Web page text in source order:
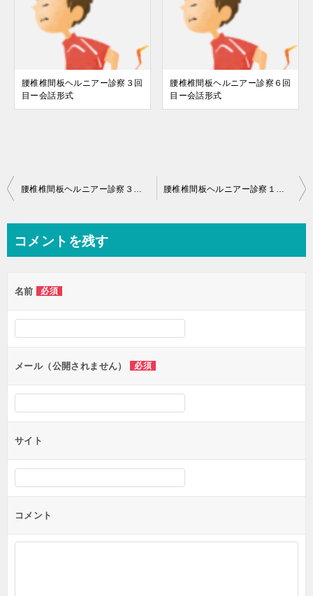
腰椎椎間板ヘルニアー診察３回
目ー会話形式
腰椎椎間板ヘルニアー診察６回
目ー会話形式
投
ビ
ー
シ
ョ
ン
コメントを残す
名前 必須
メール（公開されません） 必須
サイト
コメント